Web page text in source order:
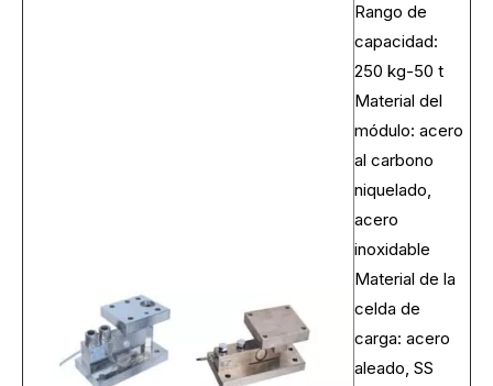
Rango de
capacidad:
250 kg-50 t
Material del
módulo: acero
al carbono
niquelado,
acero
inoxidable
Material de la
celda de
carga: acero
aleado, SS